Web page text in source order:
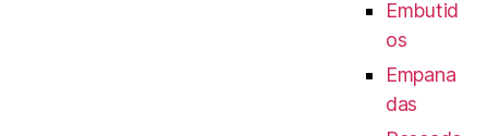
Embutid
os
Empana
das